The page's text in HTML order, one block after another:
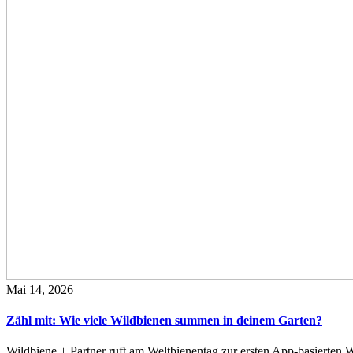
Mai 14, 2026
Zähl mit: Wie viele Wildbienen summen in deinem Garten?